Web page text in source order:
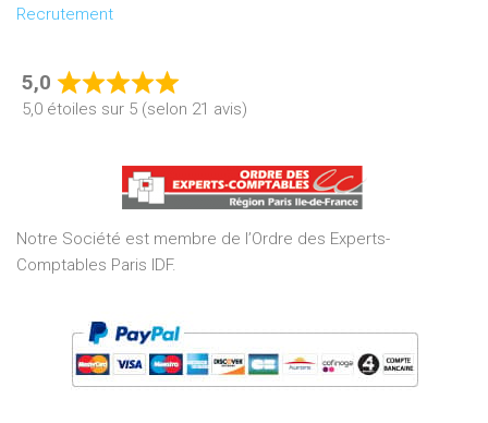
Recrutement
5,0
Rated
5,0
of
5
5,0 étoiles sur 5 (selon 21 avis)
Notre Société est membre de l’Ordre des Experts-
Comptables Paris IDF.